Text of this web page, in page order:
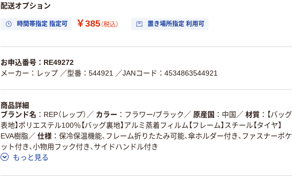
配送オプション
時間帯指定 指定可 ￥385（税込） 置き場所指定 利用可
お申込番号：RE49272
メーカー：レップ ／型番：544921 ／JANコード：4534863544921
商品詳細
ブランド名
REP（レップ） ／ カラー フラワー/ブラック ／ 原産国 中国 ／ 材質
【バッグ
表地】ポリエステル100％【バッグ裏地】アルミ蒸着フィルム【フレーム】スチール【タイヤ】
EVA樹脂／ 仕様
保冷保温機能、フレーム折りたたみ可能、傘ホルダー付き、ファスナーポケ
ット付き、小物用フック付き、サイドハンドル付き
もっと見る